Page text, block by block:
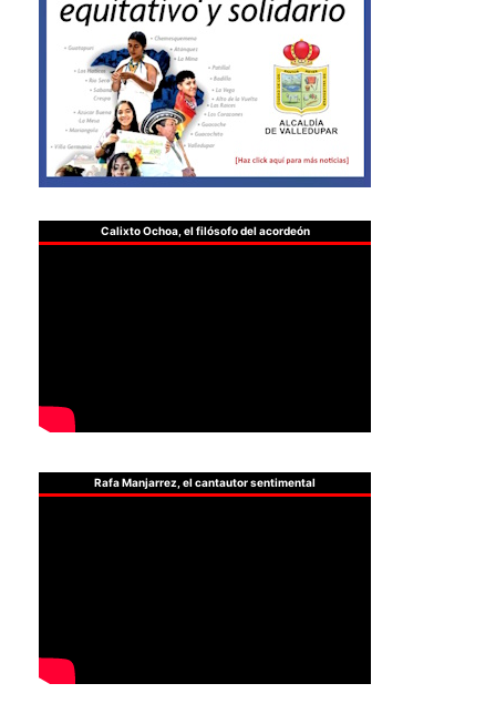
Calixto Ochoa, el filósofo del acordeón
Rafa Manjarrez, el cantautor sentimental